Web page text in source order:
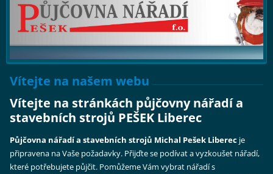
Vítejte na našem webu
Vítejte na stránkách půjčovny nářadía
stavebních strojů PEŠEK Liberec
Půjčovna nářadí a stavebních strojů Michal Pešek Liberec je
připravena na Vaše požadavky. Přijďte se podívat a vyzkoušet nářadí,
které potřebujete půjčit. Pomůžeme Vám vybrat nářadí s